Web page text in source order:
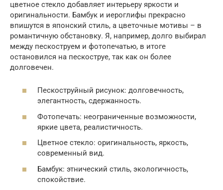
цветное стекло добавляет интерьеру яркости и
оригинальности. Бамбук и иероглифы прекрасно
впишутся в японский стиль, а цветочные мотивы – в
романтичную обстановку. Я, например, долго выбирал
между пескоструем и фотопечатью, в итоге
остановился на пескоструе, так как он более
долговечен.
Пескоструйный рисунок: долговечность,
элегантность, сдержанность.
Фотопечать: неограниченные возможности,
яркие цвета, реалистичность.
Цветное стекло: оригинальность, яркость,
современный вид.
Бамбук: этнический стиль, экологичность,
спокойствие.